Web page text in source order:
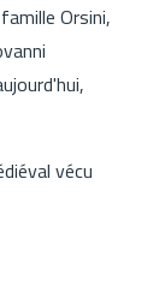
Orsini,
vécu